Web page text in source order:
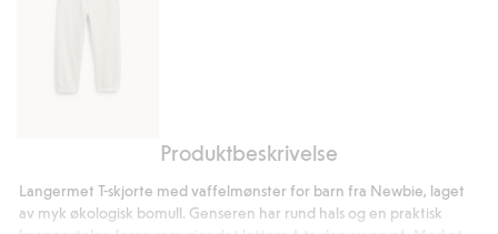
Produktbeskrivelse
Langermet T-skjorte med vaffelmønster for barn fra Newbie, laget
av myk økologisk bomull. Genseren har rund hals og en praktisk